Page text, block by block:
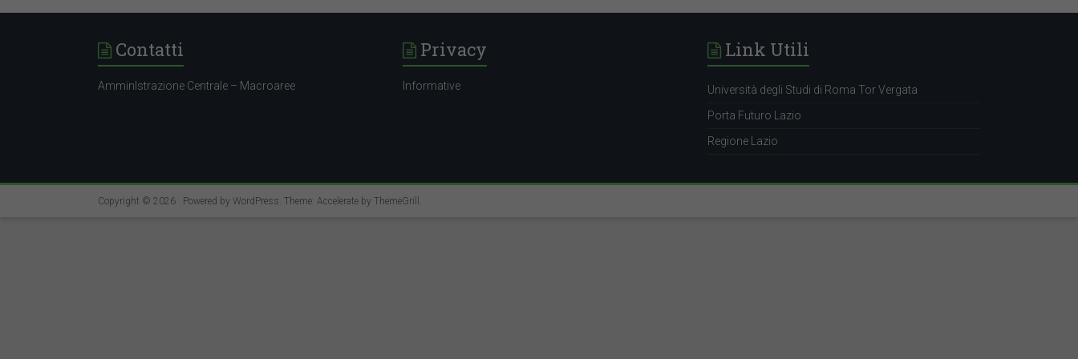
Contatti
AmminIstrazione Centrale – Macroaree
Privacy
Informative
Link Utili
Università degli Studi di Roma Tor Vergata
Porta Futuro Lazio
Regione Lazio
Copyright © 2026 . Powered by WordPress. Theme: Accelerate by ThemeGrill .